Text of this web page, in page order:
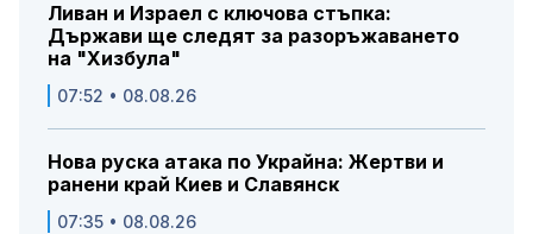
Ливан и Израел с ключова стъпка:
Държави ще следят за разоръжаването
на "Хизбула"
07:52 • 08.08.26
Нова руска атака по Украйна: Жертви и
ранени край Киев и Славянск
07:35 • 08.08.26